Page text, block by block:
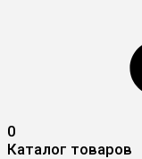
0
Каталог товаров